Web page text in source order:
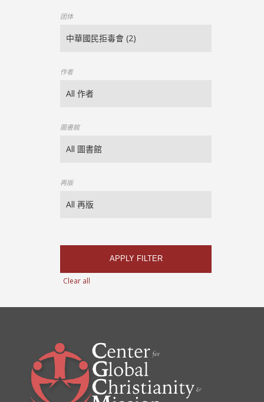
团体
作者
圖書館
再版
APPLY FILTER
Clear all